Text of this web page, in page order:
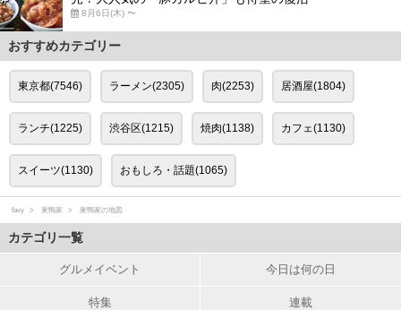
8月6日(木) 〜
おすすめカテゴリー
東京都(7546) ラーメン(2305) 肉(2253) 居酒屋(1804)
ランチ(1225) 渋谷区(1215) 焼肉(1138) カフェ(1130)
スイーツ(1130) おもしろ・話題(1065)
favy 巣鴨家 巣鴨家の地図
カテゴリ一覧
グルメイベント 今日は何の日
特集 連載